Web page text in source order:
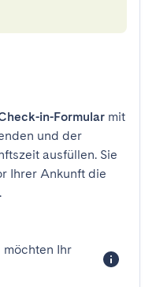
in-Formular mit
und der
ausfüllen. Sie
Ihrer Ankunft die
.
möchten Ihr